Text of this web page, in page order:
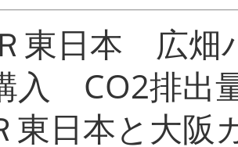
東日本 広畑
入 CO2排出
日本と大阪